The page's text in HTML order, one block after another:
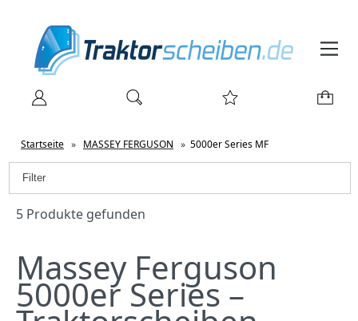
Startseite » MASSEY FERGUSON » 5000er Series MF
Filter
5 Produkte gefunden
Massey Ferguson
5000er Series –